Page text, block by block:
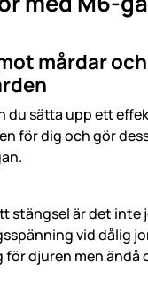
mårdar
sätta upp ett
för dig och gör
stängsel är det
vid dålig
för djuren men